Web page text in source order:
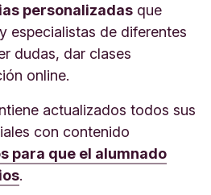
personalizadas que
especialistas de diferentes
dudas, dar clases
online.
actualizados todos sus
con contenido
para que el alumnado
.